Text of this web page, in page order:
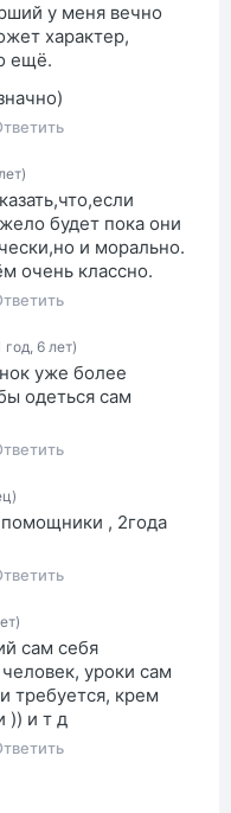
у меня вечно
характер,
ещё.
будет пока они
и морально.
очень классно.
6 лет)
уже более
одеться сам
, 2года
сам себя
уроки сам
требуется, крем
)) и т д